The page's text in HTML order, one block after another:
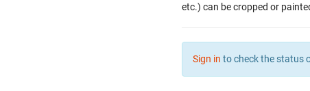
etc.) can be cropped or
Sign in to check the status